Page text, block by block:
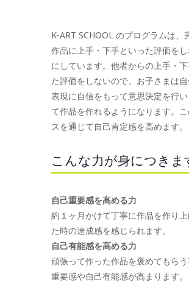
K-ART SCHOOL のプログラムは、
作品に上手・下手といった評価をし
にしています。他者からの上手・
た評価をしないので、お子さまは
表現に自信をもって意思決定を行
て作品を作れるようになります。
スを通じて自己肯定感を高めます。
こんな力が身につきま
自己重要感を高める力
約１ヶ月かけて丁寧に作品を作り
た時の達成感を感じられます。
自己有能感を高める力
頑張って作った作品を褒めてもら
重要感や自己有能感が高まります。